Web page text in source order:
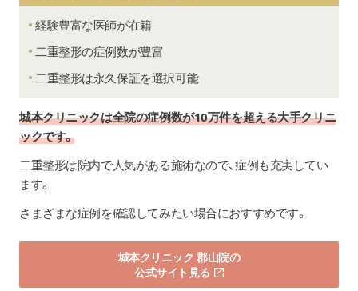
経験豊富な医師が在籍
二重整形の症例数が豊富
二重整形は永久保証を選択可能
城本クリニックは全院の症例数が10万件を超える大手クリニ
ックです。
二重整形は院内で人気がある施術なので、症例も充実してい
ます。
さまざまな症例を確認してみたい場合におすすめです。
城本クリニック 郡山院の
公式サイト見る